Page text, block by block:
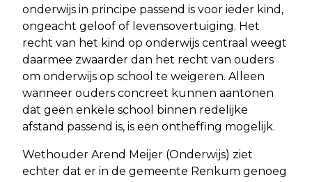
onderwijs in principe passend is voor ieder kind,
ongeacht geloof of levensovertuiging. Het
recht van het kind op onderwijs centraal weegt
daarmee zwaarder dan het recht van ouders
om onderwijs op school te weigeren. Alleen
wanneer ouders concreet kunnen aantonen
dat geen enkele school binnen redelijke
afstand passend is, is een ontheffing mogelijk.
Wethouder Arend Meijer (Onderwijs) ziet
echter dat er in de gemeente Renkum genoeg